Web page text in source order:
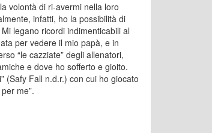
volontà di ri-avermi nella loro
infatti, ho la possibilità di
legano ricordi indimenticabili al
per vedere il mio papà, e in
“le cazziate” degli allenatori,
e dove ho sofferto e gioito.
(Safy Fall n.d.r.) con cui ho giocato
me”.